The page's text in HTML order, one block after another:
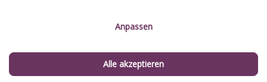
Anpassen
Alle akzeptieren